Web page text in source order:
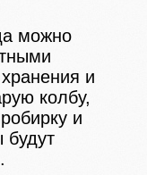
можно
и
колбу,
и
будут